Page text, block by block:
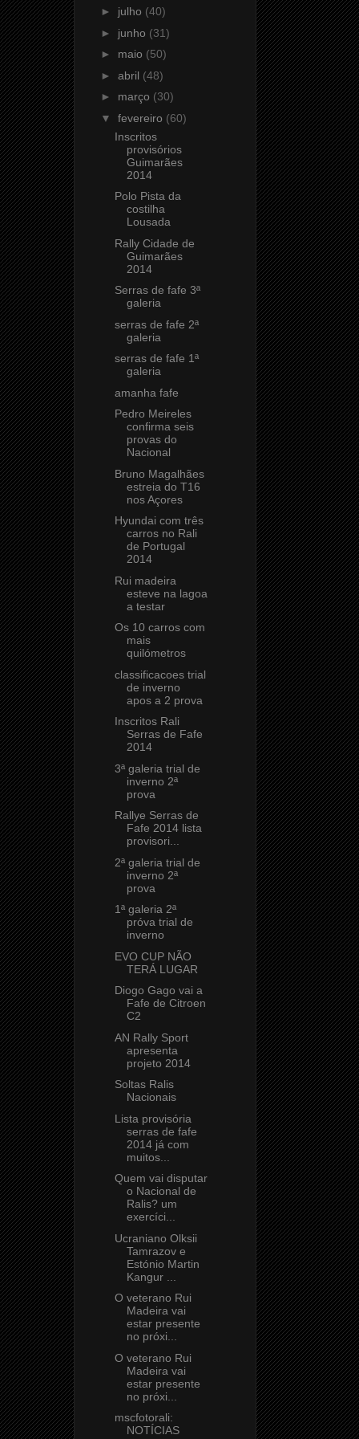
► julho (40)
► junho (31)
► maio (50)
► abril (48)
► março (30)
▼ fevereiro (60)
Inscritos
provisórios
Guimarães
2014
Polo Pista da
costilha
Lousada
Rally Cidade de
Guimarães
2014
Serras de fafe 3ª
galeria
serras de fafe 2ª
galeria
serras de fafe 1ª
galeria
amanha fafe
Pedro Meireles
confirma seis
provas do
Nacional
Bruno Magalhães
estreia do T16
nos Açores
Hyundai com três
carros no Rali
de Portugal
2014
Rui madeira
esteve na lagoa
a testar
Os 10 carros com
mais
quilómetros
classificacoes trial
de inverno
apos a 2 prova
Inscritos Rali
Serras de Fafe
2014
3ª galeria trial de
inverno 2ª
prova
Rallye Serras de
Fafe 2014 lista
provisori...
2ª galeria trial de
inverno 2ª
prova
1ª galeria 2ª
próva trial de
inverno
EVO CUP NÃO
TERÁ LUGAR
Diogo Gago vai a
Fafe de Citroen
C2
AN Rally Sport
apresenta
projeto 2014
Soltas Ralis
Nacionais
Lista provisória
serras de fafe
2014 já com
muitos...
Quem vai disputar
o Nacional de
Ralis? um
exercíci...
Ucraniano Olksii
Tamrazov e
Estónio Martin
Kangur ...
O veterano Rui
Madeira vai
estar presente
no próxi...
O veterano Rui
Madeira vai
estar presente
no próxi...
mscfotorali:
NOTÍCIAS